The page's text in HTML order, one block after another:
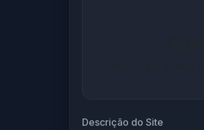
Descrição do Site